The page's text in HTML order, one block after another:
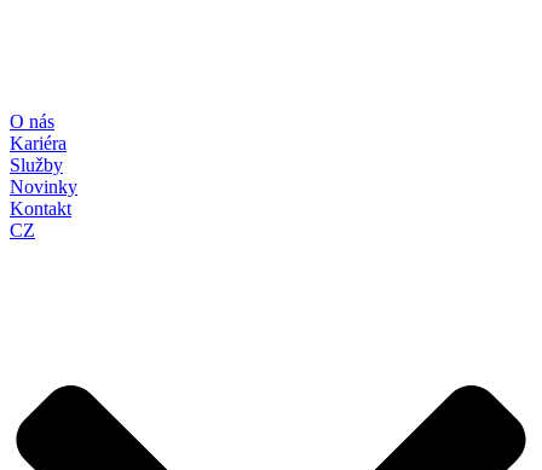
O nás
Kariéra
Služby
Novinky
Kontakt
CZ